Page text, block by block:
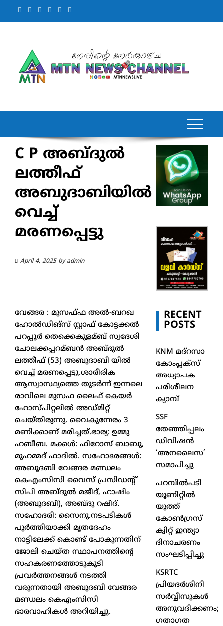
C P അബ്ദുൽ
ലത്തീഫ്
അബുദാബിയിൽ
വെച്ച്
മരണപ്പെട്ടു
April 4, 2025by admin
വേങ്ങര : മുസഫ്ഫ അല്‍-ബറഖ
ഹോല്‍ഡിങ്‌സ് സ്റ്റാഫ് കോട്ടക്കല്‍
പറപ്പൂർ തെക്കെകുളമ്ബ് സ്വദേശി
ചോലക്കപ്പറമ്ബൻ അബ്ദുല്‍
ലത്തീഫ് (53) അബുദാബി യില്‍
വെച്ച്‌ മരണപ്പെട്ടു.ശാരീരിക
ആസ്വാസ്ഥ്യത്തെ തുടർന്ന് ഇന്നലെ
രാവിലെ മുസഫ ലൈഫ് കെയർ
ഹോസ്പിറ്റലില്‍ അഡ്മിറ്റ്
ചെയ്തിരുന്നു. വൈകുന്നേരം 3
മണിക്കാണ് മരിച്ചത്.ഭാര്യ: ഉമ്മു
ഹബീബ. മക്കള്‍: ഫിറോസ് ബാബു,
മുഹമ്മദ് ഫാദില്‍. സഹോദരങ്ങള്‍:
അബൂദബി വേങ്ങര മണ്ഡലം
കെഎംസിസി വൈസ് പ്രസിഡന്റ്
സിപി അബ്ദുല്‍ മജീദ്, ഹാഷിം
(അബൂദബി), അബ്ദു റഷീദ്.
സഹോദരി: സൈനു.നടപടികള്‍
പൂർത്തിയാക്കി മൃതദേഹം
നാട്ടിലേക്ക് കൊണ്ട് പോകുന്നതിന്
ജോലി ചെയ്ത സ്ഥാപനത്തിന്റെ
സഹകരണത്തോടുകൂടി
പ്രവർത്തനങ്ങള്‍ നടത്തി
വരുന്നതായി അബൂദബി വേങ്ങര
മണ്ഡലം കെഎംസിസി
ഭാരവാഹികള്‍ അറിയിച്ചു.
RECENT
POSTS
KNM മദ്റസാ
കോംപ്ലക്സ്
അധ്യാപക
പരിശീലന
ക്യാമ്പ്
SSF
തേഞ്ഞിപ്പലം
ഡിവിഷൻ
‘അനലൈസ’
സമാപിച്ചു
പറമ്പിൽപടി
യൂണിറ്റിൽ
യൂത്ത്
കോൺഗ്രസ്
ക്വിറ്റ് ഇന്ത്യാ
ദിനാചരണം
സംഘടിപ്പിച്ചു
KSRTC
പ്രിയദർശിനി
സർവ്വീസുകൾ
അനുവദിക്കണം;
ഗതാഗത